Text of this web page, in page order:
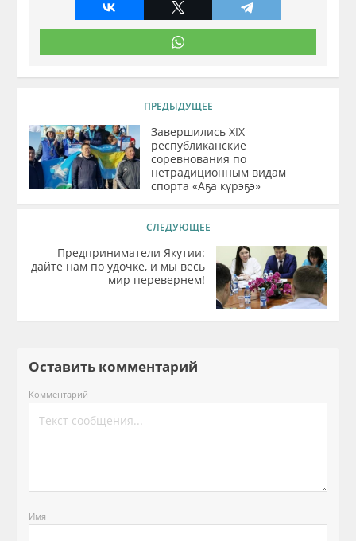
ПРЕДЫДУЩЕЕ
Завершились XIX
республиканские
соревнования по
нетрадиционным видам
спорта «Аҕа күрэҕэ»
СЛЕДУЮЩЕЕ
Предприниматели Якутии:
дайте нам по удочке, и мы весь
мир перевернем!
Оставить комментарий
Комментарий
Имя